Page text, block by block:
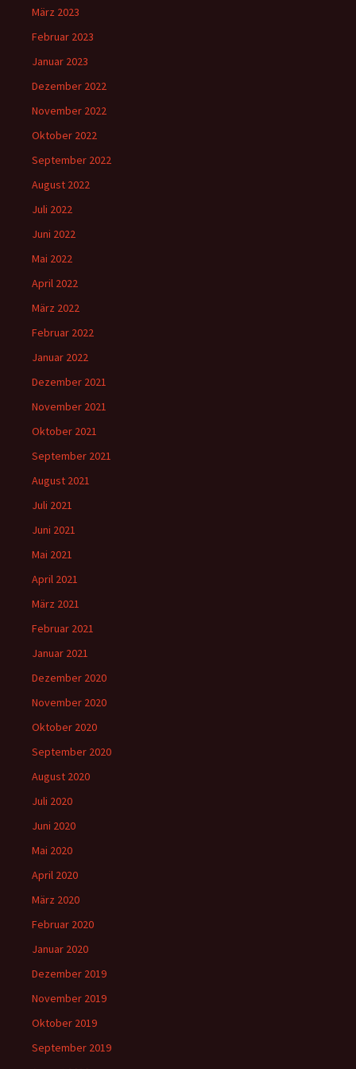
März 2023
Februar 2023
Januar 2023
Dezember 2022
November 2022
Oktober 2022
September 2022
August 2022
Juli 2022
Juni 2022
Mai 2022
April 2022
März 2022
Februar 2022
Januar 2022
Dezember 2021
November 2021
Oktober 2021
September 2021
August 2021
Juli 2021
Juni 2021
Mai 2021
April 2021
März 2021
Februar 2021
Januar 2021
Dezember 2020
November 2020
Oktober 2020
September 2020
August 2020
Juli 2020
Juni 2020
Mai 2020
April 2020
März 2020
Februar 2020
Januar 2020
Dezember 2019
November 2019
Oktober 2019
September 2019